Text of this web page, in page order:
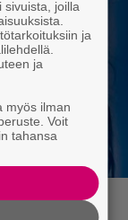
sivuista, joilla
ja
ja
myös ilman
Voit
tahansa